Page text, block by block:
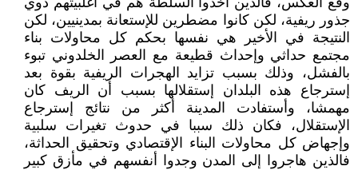
جذور ريفية، لكن كانوا مضطرين للإستعانة بمدينيين، لكن
النتيجة في الأخير هي نفسها بحكم كل محاولات بناء
مجتمع حداثي وإحداث قطيعة مع العصر الخلدوني تبوء
بالفشل، وذلك بسبب تزايد الهجرات الريفية بقوة بعد
إسترجاع هذه البلدان إستقلالها بسبب أن الريف كان
مهمشا، وأستفادت المدينة أكثر من نتائج إسترجاع
الإستقلال، فكان ذلك سببا في حدوث تغيرات سلبية
وإجهاض كل محاولات البناء الإقتصادي وتحقيق الحداثة،
فالذين هاجروا إلى المدن وجدوا أنفسهم في مأزق كبير